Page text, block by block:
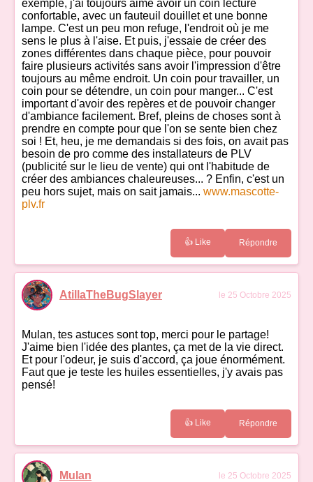
exemple, j'ai toujours aimé avoir un coin lecture
confortable, avec un fauteuil douillet et une bonne
lampe. C'est un peu mon refuge, l'endroit où je me
sens le plus à l'aise. Et puis, j'essaie de créer des
zones différentes dans chaque pièce, pour pouvoir
faire plusieurs activités sans avoir l'impression d'être
toujours au même endroit. Un coin pour travailler, un
coin pour se détendre, un coin pour manger... C'est
important d'avoir des repères et de pouvoir changer
d'ambiance facilement. Bref, pleins de choses sont à
prendre en compte pour que l'on se sente bien chez
soi ! Et, heu, je me demandais si des fois, on avait pas
besoin de pro comme des installateurs de PLV
(publicité sur le lieu de vente) qui ont l'habitude de
créer des ambiances chaleureuses... ? Enfin, c'est un
peu hors sujet, mais on sait jamais... www.mascotte-
plv.fr
👍 Like Répondre
AtillaTheBugSlayer le 25 Octobre 2025
Mulan, tes astuces sont top, merci pour le partage!
J'aime bien l'idée des plantes, ça met de la vie direct.
Et pour l'odeur, je suis d'accord, ça joue énormément.
Faut que je teste les huiles essentielles, j'y avais pas
pensé!
👍 Like Répondre
Mulan le 25 Octobre 2025